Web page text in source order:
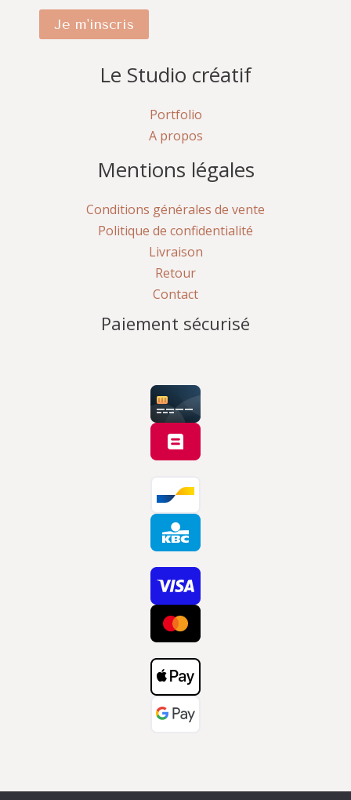
Je m'inscris
Le Studio créatif
Portfolio
A propos
Mentions légales
Conditions générales de vente
Politique de confidentialité
Livraison
Retour
Contact
Paiement sécurisé